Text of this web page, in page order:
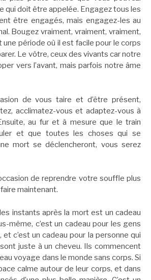
qui doit être appelée. Engagez tous les
être engagés, mais engagez-les au
Bougez vraiment, vraiment, vraiment,
une période où il est facile pour le corps
Le vôtre, ceux des vivants car notre
vers l’avant, mais parfois notre âme
de vous taire et d’être présent,
acclimatez-vous et adaptez-vous à
au fur et à mesure que le train
et que toutes les choses qui se
mort se déclencheront, vous serez
de reprendre votre souffle plus
maintenant.
instants après la mort est un cadeau
même, c’est un cadeau pour les gens
c’est un cadeau pour la personne qui
juste à un cheveu. Ils commencent
voyage dans le monde sans corps. Si
calme autour de leur corps, et dans